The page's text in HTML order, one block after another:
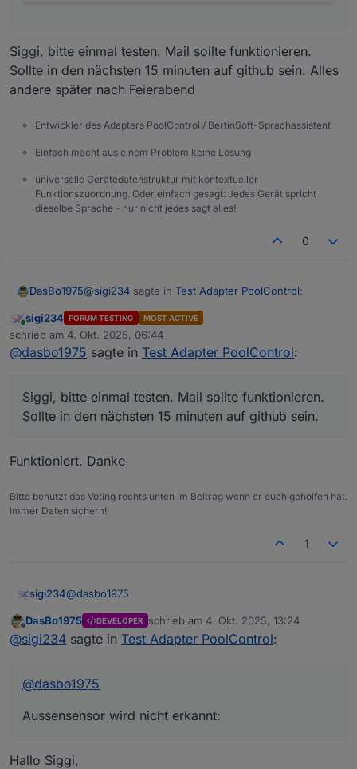
Siggi, bitte einmal testen. Mail sollte funktionieren.
Sollte in den nächsten 15 minuten auf github sein. Alles
andere später nach Feierabend
Entwickler des Adapters PoolControl / BertinSoft-Sprachassistent
Einfach macht aus einem Problem keine Lösung
universelle Gerätedatenstruktur mit kontextueller
Funktionszuordnung. Oder einfach gesagt: Jedes Gerät spricht
dieselbe Sprache - nur nicht jedes sagt alles!
0
DasBo1975@sigi234 sagte in Test Adapter PoolControl:
@dasbo1975
Das bekomme ich in Dauerschleife:
poolcontrol.0
poolcontrol.0
Siggi, bitte einmal testen. Mail sollte funktionieren.
Alles andere später nach Feierabend
Online
sigi234 FORUM TESTING MOST ACTIVE
schrieb am 4. Okt. 2025, 06:44
zuletzt editiert von
@dasbo1975 sagte in Test Adapter PoolControl:
Siggi, bitte einmal testen. Mail sollte funktionieren.
Sollte in den nächsten 15 minuten auf github sein.
Funktioniert. Danke
Bitte benutzt das Voting rechts unten im Beitrag wenn er euch geholfen hat.
Immer Daten sichern!
1
sigi234@dasbo1975
Aussensensor wird nicht erkannt:
Offline
DasBo1975 DEVELOPER schrieb am 4. Okt. 2025, 13:24
zuletzt editiert von
@sigi234 sagte in Test Adapter PoolControl:
@dasbo1975
Aussensensor wird nicht erkannt:
Hallo Siggi,